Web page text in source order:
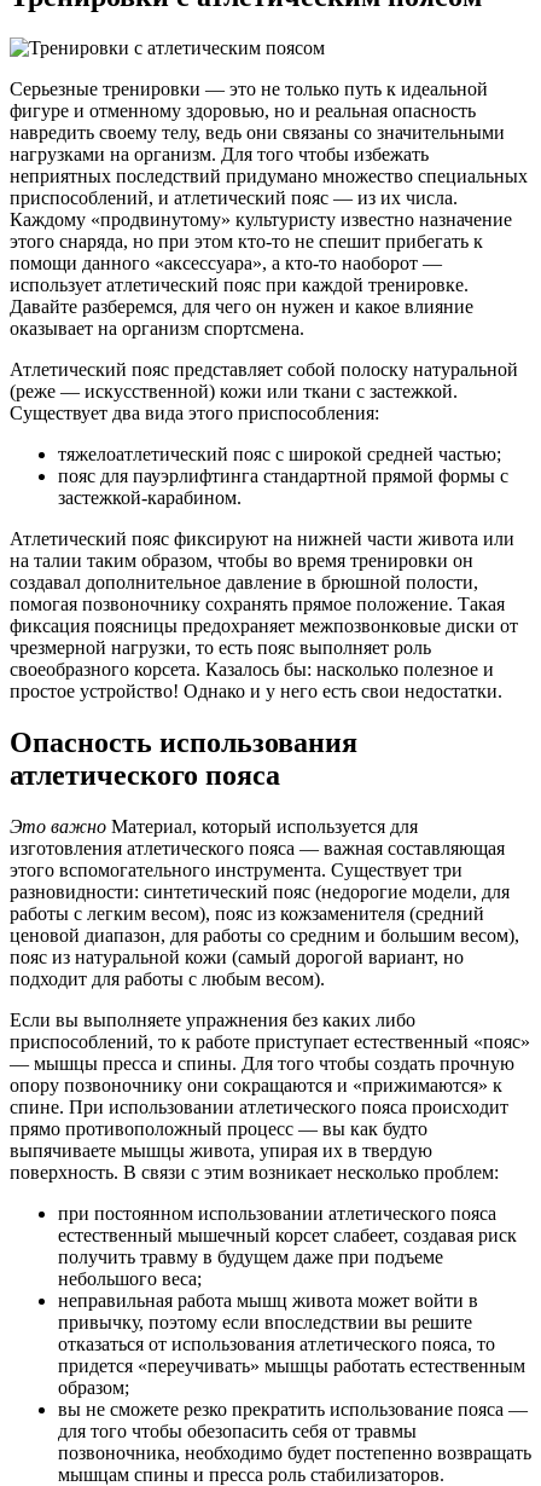
Серьезные тренировки — это не только путь к идеальной
фигуре и отменному здоровью, но и реальная опасность
навредить своему телу, ведь они связаны со значительными
нагрузками на организм. Для того чтобы избежать
неприятных последствий придумано множество специальных
приспособлений, и атлетический пояс — из их числа.
Каждому «продвинутому» культуристу известно назначение
этого снаряда, но при этом кто-то не спешит прибегать к
помощи данного «аксессуара», а кто-то наоборот —
использует атлетический пояс при каждой тренировке.
Давайте разберемся, для чего он нужен и какое влияние
оказывает на организм спортсмена.
Атлетический пояс представляет собой полоску натуральной
(реже — искусственной) кожи или ткани с застежкой.
Существует два вида этого приспособления:
тяжелоатлетический пояс с широкой средней частью;
пояс для пауэрлифтинга стандартной прямой формы с
застежкой-карабином.
Атлетический пояс фиксируют на нижней части живота или
на талии таким образом, чтобы во время тренировки он
создавал дополнительное давление в брюшной полости,
помогая позвоночнику сохранять прямое положение. Такая
фиксация поясницы предохраняет межпозвонковые диски от
чрезмерной нагрузки, то есть пояс выполняет роль
своеобразного корсета. Казалось бы: насколько полезное и
простое устройство! Однако и у него есть свои недостатки.
Опасность использования
атлетического пояса
Это важно Материал, который используется для
изготовления атлетического пояса — важная составляющая
этого вспомогательного инструмента. Существует три
разновидности: синтетический пояс (недорогие модели, для
работы с легким весом), пояс из кожзаменителя (средний
ценовой диапазон, для работы со средним и большим весом),
пояс из натуральной кожи (самый дорогой вариант, но
подходит для работы с любым весом).
Если вы выполняете упражнения без каких либо
приспособлений, то к работе приступает естественный «пояс»
— мышцы пресса и спины. Для того чтобы создать прочную
опору позвоночнику они сокращаются и «прижимаются» к
спине. При использовании атлетического пояса происходит
прямо противоположный процесс — вы как будто
выпячиваете мышцы живота, упирая их в твердую
поверхность. В связи с этим возникает несколько проблем:
при постоянном использовании атлетического пояса
естественный мышечный корсет слабеет, создавая риск
получить травму в будущем даже при подъеме
небольшого веса;
неправильная работа мышц живота может войти в
привычку, поэтому если впоследствии вы решите
отказаться от использования атлетического пояса, то
придется «переучивать» мышцы работать естественным
образом;
вы не сможете резко прекратить использование пояса —
для того чтобы обезопасить себя от травмы
позвоночника, необходимо будет постепенно возвращать
мышцам спины и пресса роль стабилизаторов.